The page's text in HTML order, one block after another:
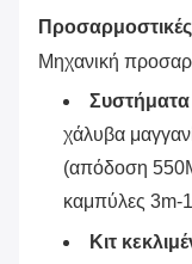
Μηχανική
χάλυβα
(απόδοση
καμπύλες 3m-
Κιτ